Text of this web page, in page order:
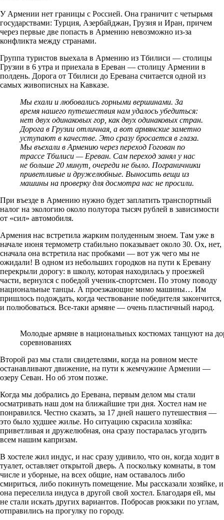
У Армении нет границы с Россией. Она граничит с четырьмя
государствами: Турция, Азербайджан, Грузия и Иран, причем
через первые две попасть в Армению невозможно из-за
конфликта между странами.
Группа туристов выехала в Армению из Тбилиси — столицы
Грузии в 6 утра и приехала в Ереван — столицу Армении в
полдень. Дорога от Тбилиси до Еревана считается одной из
самых живописных на Кавказе.
Мы ехали и любовались горными вершинами. За
время нашего путешествия нам удалось убедиться:
нет двух одинаковых гор, как двух одинаковых стран.
Дорога в Грузии отличная, а вот армянские заметно
уступают в качестве. Это сразу бросается в глаза.
Мы въехали в Армению через переход Гогован по
трассе Тбилиси — Ереван. Сам переход занял у нас
не больше 20 минут, очереди не было. Пограничники
приветливые и дружелюбные. Выносить вещи из
машины на проверку для досмотра нас не просили.
При въезде в Армению нужно будет заплатить транспортный
налог на экологию около полутора тысяч рублей в зависимости
от «сил» автомобиля.
Армения нас встретила жарким полуденным зноем. Там уже в
начале июня термометр стабильно показывает около 30. Ох, нет,
сначала она встретила нас пробками — вот уж чего мы не
ожидали! В одном из небольших городков на пути к Еревану
перекрыли дорогу: в школу, которая находилась у проезжей
части, вернулся с победой ученик-спортсмен. По этому поводу
национальные танцы. А проезжающие мимо машины… Им
пришлось подождать, когда чествование победителя закончится,
и полюбоваться. Все-таки армяне — очень пластичный народ.
Молодые армяне в национальных костюмах танцуют на
соревнованиях
Второй раз мы стали свидетелями, когда на ровном месте
останавливают движение, на пути к жемчужине Армении —
озеру Севан. Но об этом позже.
Когда мы добрались до Еревана, первым делом мы стали
осматривать наш дом на ближайшие три дня. Хостел нам не
понравился. Честно сказать, за 17 дней нашего путешествия —
это было худшее жилье. Но ситуацию скрасила хозяйка:
приветливая и дружелюбная, она сразу постаралась угодить
всем нашим капризам.
В хостеле жил индус, и нас сразу удивило, что он, когда ходит в
туалет, оставляет открытой дверь. А поскольку комнаты, в том
числе и уборные, на всех общие, нам оставалось либо
смириться, либо покинуть помещение. Мы рассказали хозяйке, и
она переселила индуса в другой свой хостел. Благодаря ей, мы
не стали искать других вариантов. Побросав рюкзаки по углам,
отправились на прогулку по городу.